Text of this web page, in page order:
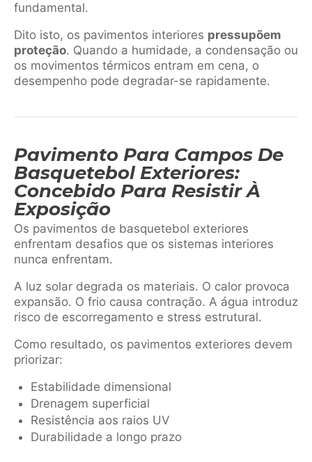
fundamental.
Dito isto, os pavimentos interiores pressupõem
proteção. Quando a humidade, a condensação ou
os movimentos térmicos entram em cena, o
desempenho pode degradar-se rapidamente.
Pavimento Para Campos De
Basquetebol Exteriores:
Concebido Para Resistir À
Exposição
Os pavimentos de basquetebol exteriores
enfrentam desafios que os sistemas interiores
nunca enfrentam.
A luz solar degrada os materiais. O calor provoca
expansão. O frio causa contração. A água introduz
risco de escorregamento e stress estrutural.
Como resultado, os pavimentos exteriores devem
priorizar:
Estabilidade dimensional
Drenagem superficial
Resistência aos raios UV
Durabilidade a longo prazo